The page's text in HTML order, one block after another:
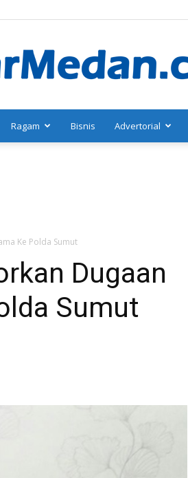
Ragam Bisnis Advertorial
Ke Polda Sumut
Dugaan
Sumut